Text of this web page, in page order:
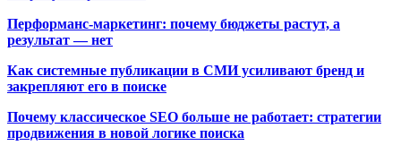
Перформанс-маркетинг: почему бюджеты растут, а
результат — нет
Как системные публикации в СМИ усиливают бренд и
закрепляют его в поиске
Почему классическое SEO больше не работает: стратегии
продвижения в новой логике поиска